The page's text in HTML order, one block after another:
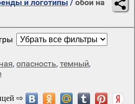
и логотипы / обои на
, опасность, темный,